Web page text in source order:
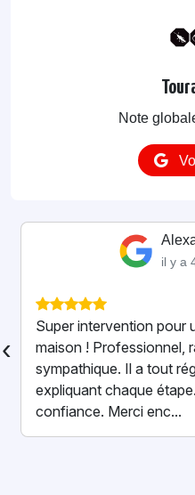
Note
il y a
Super intervention pour
maison ! Professionnel,
sympathique. Il a tout
expliquant chaque
confiance. Merci enc...
‹